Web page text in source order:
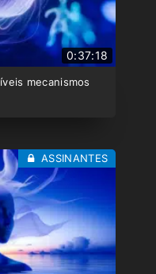
0:37:18
mecanismos
ASSINANTES